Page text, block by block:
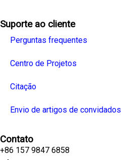
Suporte ao cliente
Perguntas frequentes
Centro de Projetos
Citação
Envio de artigos de convidados
Contato
+86 157 9847 6858